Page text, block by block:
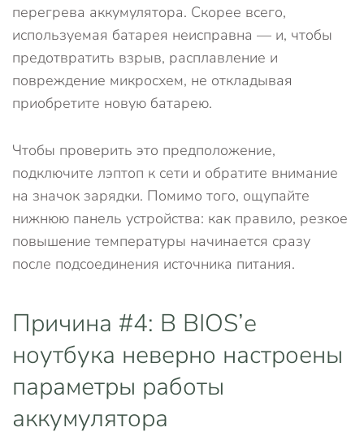
перегрева аккумулятора. Скорее всего,
используемая батарея неисправна — и, чтобы
предотвратить взрыв, расплавление и
повреждение микросхем, не откладывая
приобретите новую батарею.
Чтобы проверить это предположение,
подключите лэптоп к сети и обратите внимание
на значок зарядки. Помимо того, ощупайте
нижнюю панель устройства: как правило, резкое
повышение температуры начинается сразу
после подсоединения источника питания.
Причина #4: В BIOS’е
ноутбука неверно настроены
параметры работы
аккумулятора